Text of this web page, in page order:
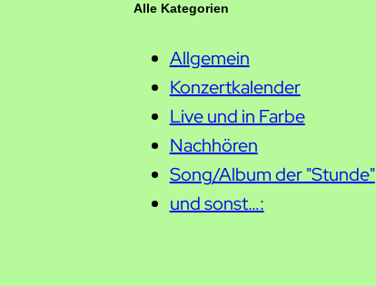
Alle Kategorien
Allgemein
Konzertkalender
Live und in Farbe
Nachhören
Song/Album der "Stunde"
und sonst…: